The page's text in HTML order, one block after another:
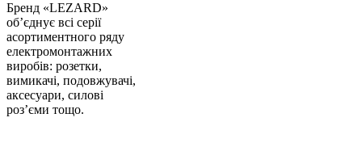
Бренд «LEZARD»
об’єднує всі серії
асортиментного ряду
електромонтажних
виробів: розетки,
вимикачі, подовжувачі,
аксесуари, силові
роз’єми тощо.